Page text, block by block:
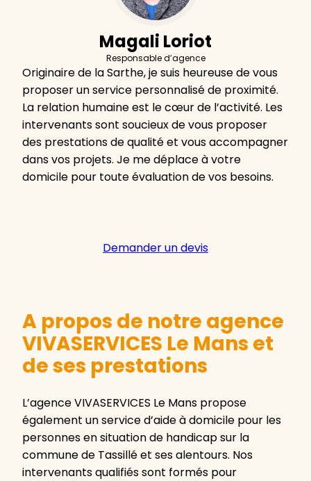
Magali Loriot
Responsable d’agence
Originaire de la Sarthe, je suis heureuse de vous
proposer un service personnalisé de proximité.
La relation humaine est le cœur de l’activité. Les
intervenants sont soucieux de vous proposer
des prestations de qualité et vous accompagner
dans vos projets. Je me déplace à votre
domicile pour toute évaluation de vos besoins.
Demander un devis
A propos de notre agence
VIVASERVICES Le Mans et
de ses prestations
L’agence VIVASERVICES Le Mans propose
également un service d’aide à domicile pour les
personnes en situation de handicap sur la
commune de Tassillé et ses alentours. Nos
intervenants qualifiés sont formés pour